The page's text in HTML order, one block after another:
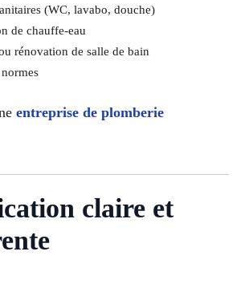
(WC, lavabo, douche)
de chauffe-eau
rénovation de salle de bain
entreprise de plomberie
claire et